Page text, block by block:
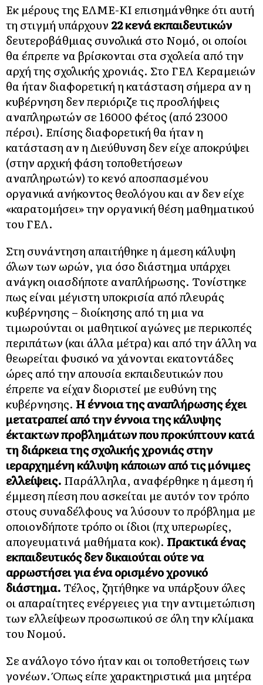
Εκ μέρους της ΕΛΜΕ-ΚΙ επισημάνθηκε ότι αυτή
τη στιγμή υπάρχουν 22 κενά εκπαιδευτικών
δευτεροβάθμιας συνολικά στο Νομό, οι οποίοι
θα έπρεπε να βρίσκονται στα σχολεία από την
αρχή της σχολικής χρονιάς. Στο ΓΕΛ Κεραμειών
θα ήταν διαφορετική η κατάσταση σήμερα αν η
κυβέρνηση δεν περιόριζε τις προσλήψεις
αναπληρωτών σε 16000 φέτος (από 23000
πέρσι). Επίσης διαφορετική θα ήταν η
κατάσταση αν η Διεύθυνση δεν είχε αποκρύψει
(στην αρχική φάση τοποθετήσεων
αναπληρωτών) το κενό αποσπασμένου
οργανικά ανήκοντος θεολόγου και αν δεν είχε
«καρατομήσει» την οργανική θέση μαθηματικού
του ΓΕΛ.
Στη συνάντηση απαιτήθηκε η άμεση κάλυψη
όλων των ωρών, για όσο διάστημα υπάρχει
ανάγκη οιασδήποτε αναπλήρωσης. Τονίστηκε
πως είναι μέγιστη υποκρισία από πλευράς
κυβέρνησης – διοίκησης από τη μια να
τιμωρούνται οι μαθητικοί αγώνες με περικοπές
περιπάτων (και άλλα μέτρα) και από την άλλη να
θεωρείται φυσικό να χάνονται εκατοντάδες
ώρες από την απουσία εκπαιδευτικών που
έπρεπε να είχαν διοριστεί με ευθύνη της
κυβέρνησης. Η έννοια της αναπλήρωσης έχει
μετατραπεί από την έννοια της κάλυψης
έκτακτων προβλημάτων που προκύπτουν κατά
τη διάρκεια της σχολικής χρονιάς στην
ιεραρχημένη κάλυψη κάποιων από τις μόνιμες
ελλείψεις. Παράλληλα, αναφέρθηκε η άμεση ή
έμμεση πίεση που ασκείται με αυτόν τον τρόπο
στους συναδέλφους να λύσουν το πρόβλημα με
οποιονδήποτε τρόπο οι ίδιοι (πχ υπερωρίες,
απογευματινά μαθήματα κοκ). Πρακτικά ένας
εκπαιδευτικός δεν δικαιούται ούτε να
αρρωστήσει για ένα ορισμένο χρονικό
διάστημα. Τέλος, ζητήθηκε να υπάρξουν όλες
οι απαραίτητες ενέργειες για την αντιμετώπιση
των ελλείψεων προσωπικού σε όλη την κλίμακα
του Νομού.
Σε ανάλογο τόνο ήταν και οι τοποθετήσεις των
γονέων. Όπως είπε χαρακτηριστικά μια μητέρα